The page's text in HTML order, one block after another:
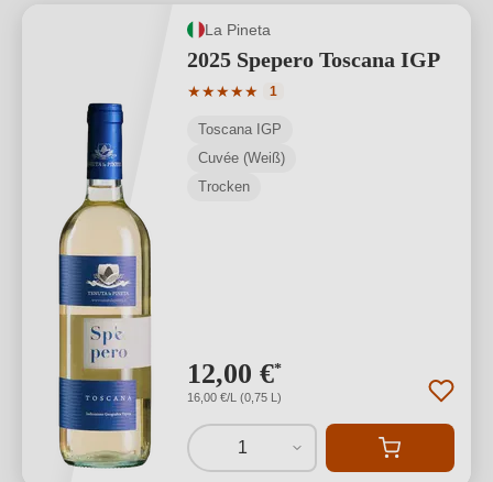
La Pineta
2025 Spepero Toscana IGP
★★★★★
Durchschnittliche Bewertung von 5
1
Toscana IGP
Cuvée (Weiß)
Trocken
12,00 €*
16,00 €/L (0,75 L)
1